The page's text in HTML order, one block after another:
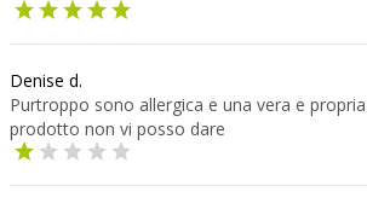
Denise d.
Purtroppo sono allergica e una vera e
prodotto non vi posso dare